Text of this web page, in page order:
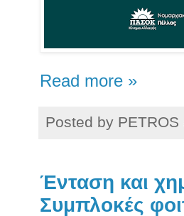
Read more »
Posted by PETROS
Ένταση και
Συμπλοκές